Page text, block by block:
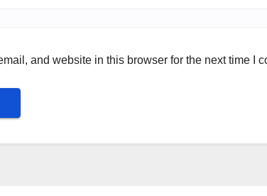
and website in this browser for the next time I